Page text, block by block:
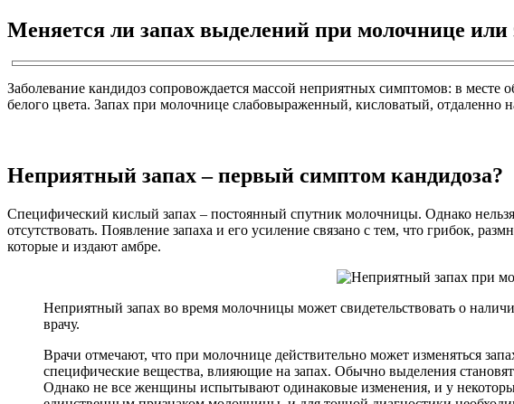
Меняется ли запах выделений при молочнице или
Заболевание кандидоз сопровождается массой неприятных симптомов: в месте
белого цвета. Запах при молочнице слабовыраженный, кисловатый,
Неприятный запах – первый симптом кандидоза?
Специфический кислый запах – постоянный спутник молочницы. Однако
отсутствовать. Появление запаха и его усиление связано с тем, что грибок,
которые и издают амбре.
Неприятный запах во время молочницы может свидетельствовать о
врачу.
Врачи отмечают, что при молочнице действительно может изменяться
специфические вещества, влияющие на запах. Обычно выделения
Однако не все женщины испытывают одинаковые изменения, и у